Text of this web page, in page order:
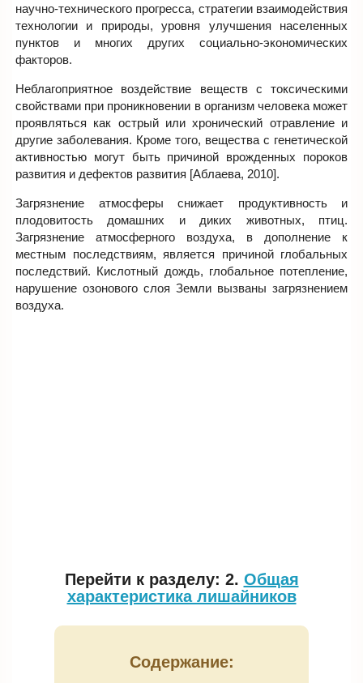
научно-технического прогресса, стратегии взаимодействия
технологии и природы, уровня улучшения населенных
пунктов и многих других социально-экономических
факторов.
Неблагоприятное воздействие веществ с токсическими
свойствами при проникновении в организм человека может
проявляться как острый или хронический отравление и
другие заболевания. Кроме того, вещества с генетической
активностью могут быть причиной врожденных пороков
развития и дефектов развития [Аблаева, 2010].
Загрязнение атмосферы снижает продуктивность и
плодовитость домашних и диких животных, птиц.
Загрязнение атмосферного воздуха, в дополнение к
местным последствиям, является причиной глобальных
последствий. Кислотный дождь, глобальное потепление,
нарушение озонового слоя Земли вызваны загрязнением
воздуха.
Перейти к разделу: 2. Общая
характеристика лишайников
Содержание: